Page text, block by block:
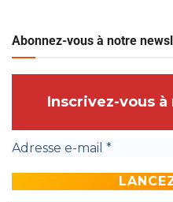
Abonnez-vous à notre
Inscrivez-vous